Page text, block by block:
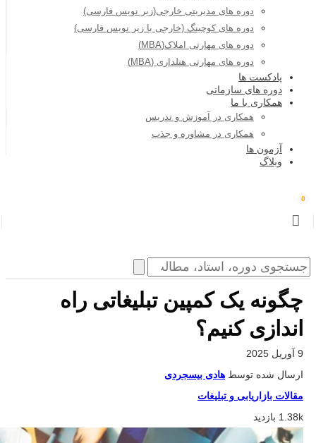
دوره های مدیریتی خارجی(زیر نویس فارسی)
دوره های کوچینگ (خارجی با زیر نویس فارسی)
دوره های مهارتی املاک(MBA)
دوره های مهارتی هتلداری (MBA)
پادکست ها
دوره های سازمانی
همکاری با ما
همکاری در آموزش و تدریس
همکاری در مشاوره و جذب
آزمون ها
وبلاگ
0
چگونه یک کمپین تبلیغاتی راه
اندازی کنیم؟
9 آوریل 2025
ارسال شده توسط هادی بیسجردی
مقالات بازاریابی و تبلیغات
1.38k بازدید